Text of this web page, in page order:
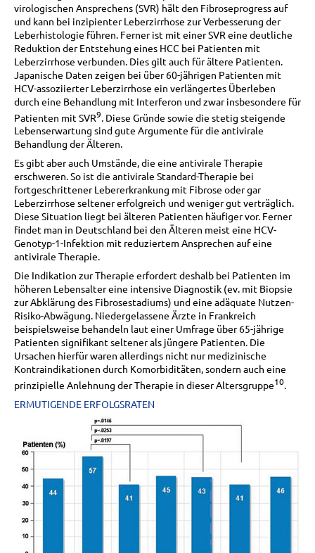
virologischen Ansprechens (SVR) hält den Fibroseprogress auf
und kann bei inzipienter Leberzirrhose zur Verbesserung der
Leberhistologie führen. Ferner ist mit einer SVR eine deutliche
Reduktion der Entstehung eines HCC bei Patienten mit
Leberzirrhose verbunden. Dies gilt auch für ältere Patienten.
Japanische Daten zeigen bei über 60-jährigen Patienten mit
HCV-assoziierter Leberzirrhose ein verlängertes Überleben
durch eine Behandlung mit Interferon und zwar insbesondere für
Patienten mit SVR9 . Diese Gründe sowie die stetig steigende
Lebenserwartung sind gute Argumente für die antivirale
Behandlung der Älteren.
Es gibt aber auch Umstände, die eine antivirale Therapie
erschweren. So ist die antivirale Standard-Therapie bei
fortgeschrittener Lebererkrankung mit Fibrose oder gar
Leberzirrhose seltener erfolgreich und weniger gut verträglich.
Diese Situation liegt bei älteren Patienten häufiger vor. Ferner
findet man in Deutschland bei den Älteren meist eine HCV-
Genotyp-1-Infektion mit reduziertem Ansprechen auf eine
antivirale Therapie.
Die Indikation zur Therapie erfordert deshalb bei Patienten im
höheren Lebensalter eine intensive Diagnostik (ev. mit Biopsie
zur Abklärung des Fibrosestadiums) und eine adäquate Nutzen-
Risiko-Abwägung. Niedergelassene Ärzte in Frankreich
beispielsweise behandeln laut einer Umfrage über 65-jährige
Patienten signifikant seltener als jüngere Patienten. Die
Ursachen hierfür waren allerdings nicht nur medizinische
Kontraindikationen durch Komorbiditäten, sondern auch eine
prinzipielle Anlehnung der Therapie in dieser Altersgruppe10.
ERMUTIGENDE ERFOLGSRATEN